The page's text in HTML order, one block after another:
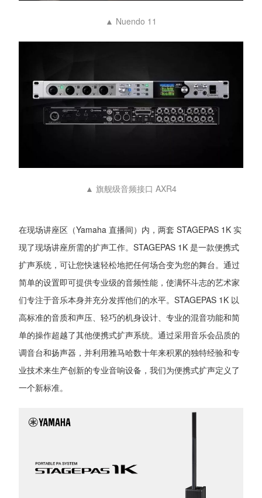
▲ Nuendo 11
▲ 旗舰级音频接口 AXR4
在现场讲座区（Yamaha 直播间）内，两套 STAGEPAS 1K 实
现了现场讲座所需的扩声工作。STAGEPAS 1K 是一款便携式
扩声系统，可让您快速轻松地把任何场合变为您的舞台。通过
简单的设置即可提供专业级的音频性能，使满怀斗志的艺术家
们专注于音乐本身并充分发挥他们的水平。STAGEPAS 1K 以
高标准的音质和声压、轻巧的机身设计、专业的混音功能和简
单的操作超越了其他便携式扩声系统。通过采用音乐会品质的
调音台和扬声器，并利用雅马哈数十年来积累的独特经验和专
业技术来生产创新的专业音响设备，我们为便携式扩声定义了
一个新标准。